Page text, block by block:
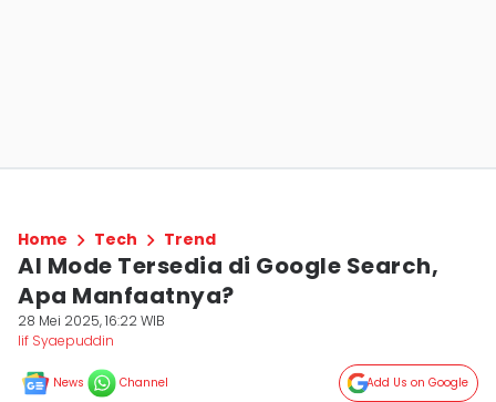
Home Tech Trend
AI Mode Tersedia di Google Search,
Apa Manfaatnya?
28 Mei 2025, 16:22 WIB
Iif Syaepuddin
News Channel Add Us on Google